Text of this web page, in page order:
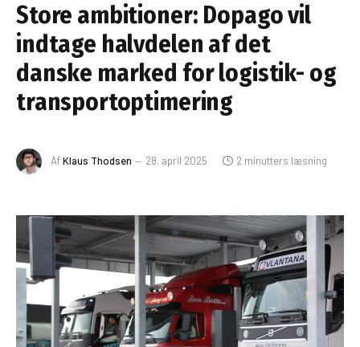
Store ambitioner: Dopago vil
indtage halvdelen af det
danske marked for logistik- og
transportoptimering
AfKlaus Thodsen 28. april 2025 2 minutters læsning